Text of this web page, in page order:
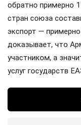
обратно примерно
стран союза
экспорт —
доказывает, что
участником, а
услуг государств